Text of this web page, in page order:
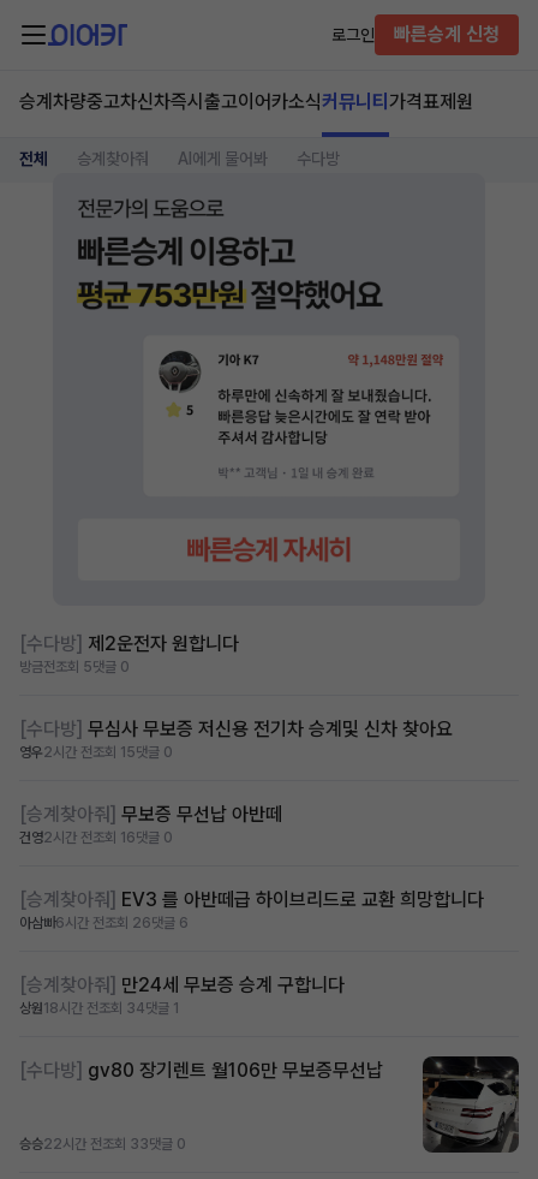
로그인 빠른승계 신청
승계차량중고차신차즉시출고이어카소식커뮤니티 가격표제원
전체 승계찾아줘 AI에게 물어봐 수다방
[수다방] 제2운전자 원합니다
방금전조회 5댓글 0
[수다방] 무심사 무보증 저신용 전기차 승계및 신차 찾아요
영우2시간 전조회 15댓글 0
[승계찾아줘] 무보증 무선납 아반떼
건영2시간 전조회 16댓글 0
[승계찾아줘] EV3 를 아반떼급 하이브리드로 교환 희망합니다
아삼빠 6시간 전조회 26댓글 6
[승계찾아줘] 만24세 무보증 승계 구합니다
상원 18시간 전조회 34댓글 1
[수다방] gv80 장기렌트 월106만 무보증무선납
승승22시간 전조회 33댓글 0